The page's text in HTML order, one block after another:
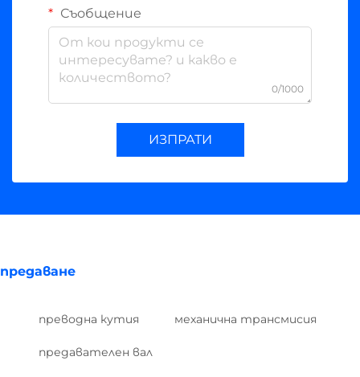
Съобщение
0/1000
ИЗПРАТИ
предаване
преводна кутия механична трансмисия
предавателен вал